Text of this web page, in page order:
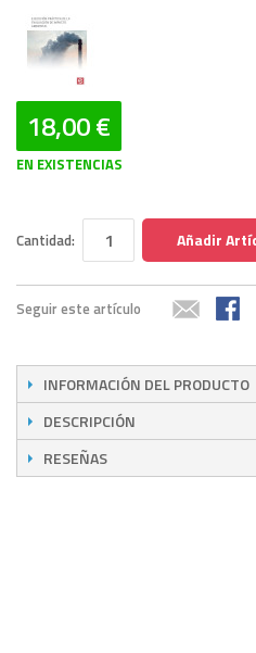
18,00 €
EN EXISTENCIAS
Cantidad: Añadir
Seguir este artículo
INFORMACIÓN DEL PRODUCTO
DESCRIPCIÓN
RESEÑAS